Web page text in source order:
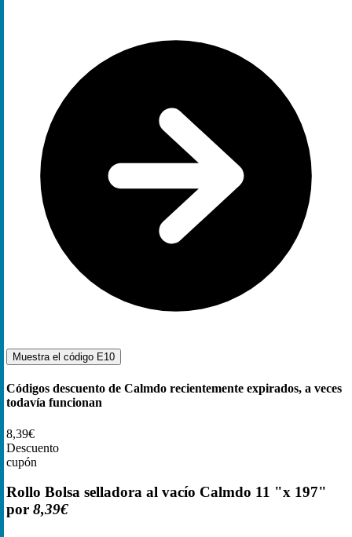
Muestra el código E10
Códigos descuento de Calmdo recientemente expirados, a veces
todavía funcionan
8,39€
Descuento
cupón
Rollo Bolsa selladora al vacío Calmdo 11 "x 197"
por 8,39€